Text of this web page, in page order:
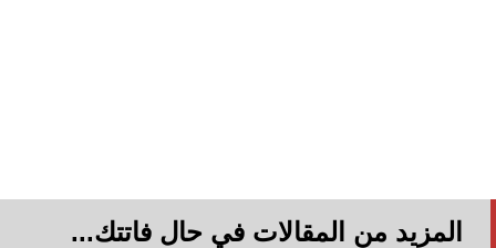
المزيد من المقالات في حال فاتتك...